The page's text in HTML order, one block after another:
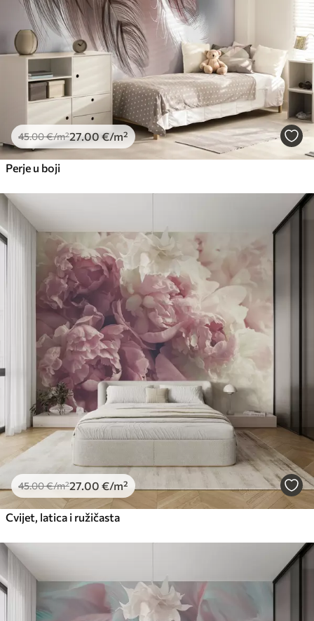
Premium vinil
66.6740.00€/m²
Peel and Stick
81.67
45.00€/m²27.00 €/m²
Perje u boji
45.00€/m²27 .00 €/m²
Cvijet, latica i ružičasta